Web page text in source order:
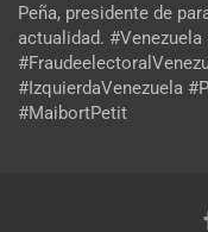
Peña, presidente de
actualidad.
#IzquierdaVenezuela
#MaibortPetit